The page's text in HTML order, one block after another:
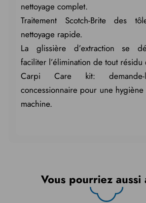
nettoyage complet.
Traitement Scotch-Brite des
nettoyage rapide.
La glissière d’extraction se
faciliter l’élimination de tout résidu
Carpi Care kit:
concessionnaire pour une
machine.
Vous pourriez aussi